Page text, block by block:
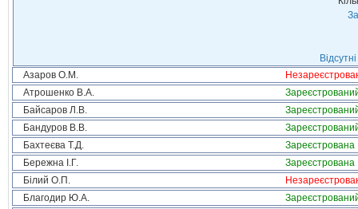
Азаров О.М.
Атрошенко В.А.
Байсаров Л.В.
Бандуров В.В.
Бахтеєва Т.Д.
Зареєстрована
Бережна І.Г.
Зареєстрована
Білий О.П.
Благодир Ю.А.